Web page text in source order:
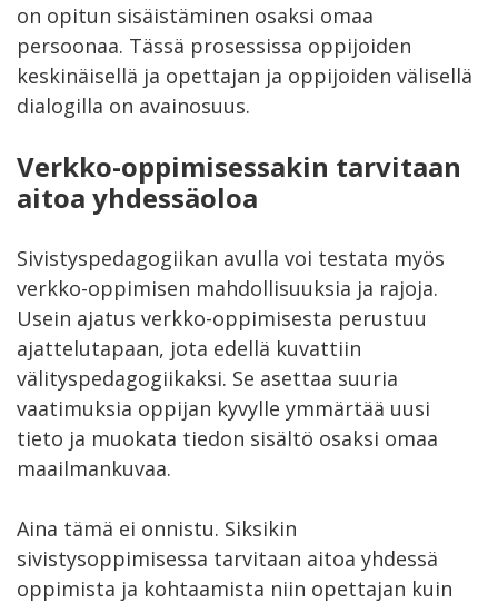
on opitun sisäistäminen osaksi omaa
persoonaa. Tässä prosessissa oppijoiden
keskinäisellä ja opettajan ja oppijoiden välisellä
dialogilla on avainosuus.
Verkko-oppimisessakin tarvitaan
aitoa yhdessäoloa
Sivistyspedagogiikan avulla voi testata myös
verkko-oppimisen mahdollisuuksia ja rajoja.
Usein ajatus verkko-oppimisesta perustuu
ajattelutapaan, jota edellä kuvattiin
välityspedagogiikaksi. Se asettaa suuria
vaatimuksia oppijan kyvylle ymmärtää uusi
tieto ja muokata tiedon sisältö osaksi omaa
maailmankuvaa.
Aina tämä ei onnistu. Siksikin
sivistysoppimisessa tarvitaan aitoa yhdessä
oppimista ja kohtaamista niin opettajan kuin